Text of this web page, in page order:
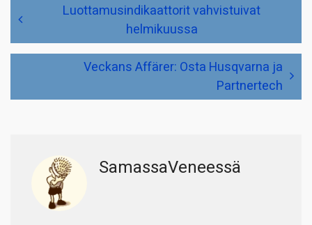
selaus
Luottamusindikaattorit vahvistuivat
helmikuussa
Veckans Affärer: Osta Husqvarna ja
Partnertech
SamassaVeneessä